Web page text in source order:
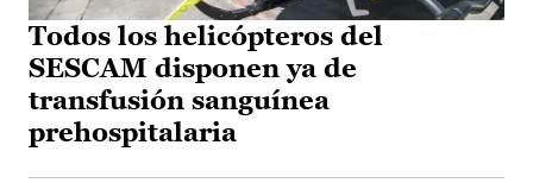
Todos los helicópteros del
SESCAM disponen ya de
transfusión sanguínea
prehospitalaria